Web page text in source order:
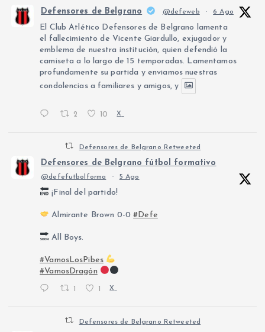
Defensores de Belgrano @defeweb · 6 Ago
El Club Atlético Defensores de Belgrano lamenta
el fallecimiento de Vicente Giardullo, exjugador y
emblema de nuestra institución, quien defendió la
camiseta a lo largo de 15 temporadas. Lamentamos
profundamente su partida y enviamos nuestras
condolencias a familiares y amigos, y
2 10 X
Defensores de Belgrano Retweeted
Defensores de Belgrano fútbol formativo
@defefutbolforma · 5 Ago
¡Final del partido!
Almirante Brown 0-0#Defe
All Boys.
#VamosLosPibes
#VamosDragón
1 1 X
Defensores de Belgrano Retweeted